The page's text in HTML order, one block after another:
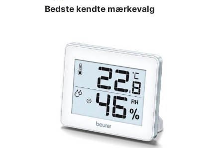
Bedste kendte mærkevalg